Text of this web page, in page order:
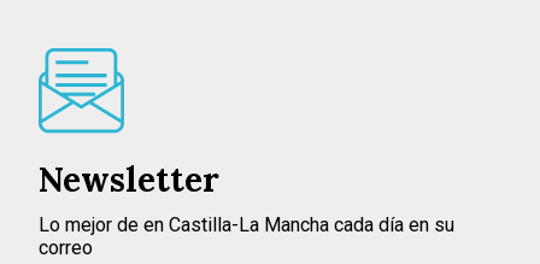
Newsletter
Lo mejor de en Castilla-La Mancha cada día en su
correo